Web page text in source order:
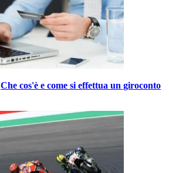
Che cos'è e come si effettua un giroconto